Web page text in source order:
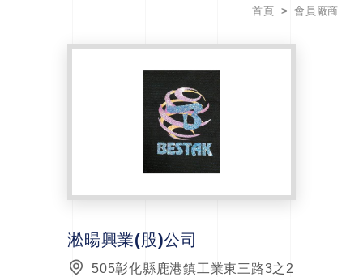
首頁 會員廠商
淞暘興業(股)公司
505彰化縣鹿港鎮工業東三路3之2